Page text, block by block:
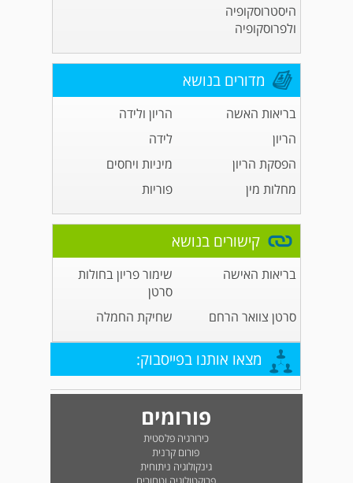
היסטרוסקופיה
ולפרוסקופיה
מדורים בנושא
בריאות האשה
הריון ולידה
הריון
לידה
הפסקת הריון
מיניות ויחסים
מחלות מין
פוריות
קישורים בנושא
בריאות האישה
שימור פריון בחולות
סרטן
סרטן צוואר הרחם
שחיקת החמלה
מצאו אותנו בפייסבוק:
פורומים
כירורגיה פלסטית
פורום קרנית
גינקולוגיה ניתוחית